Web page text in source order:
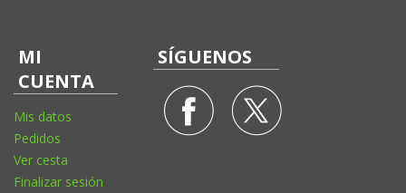
MI
CUENTA
Mis datos
Pedidos
Ver cesta
Finalizar sesión
SÍGUENOS